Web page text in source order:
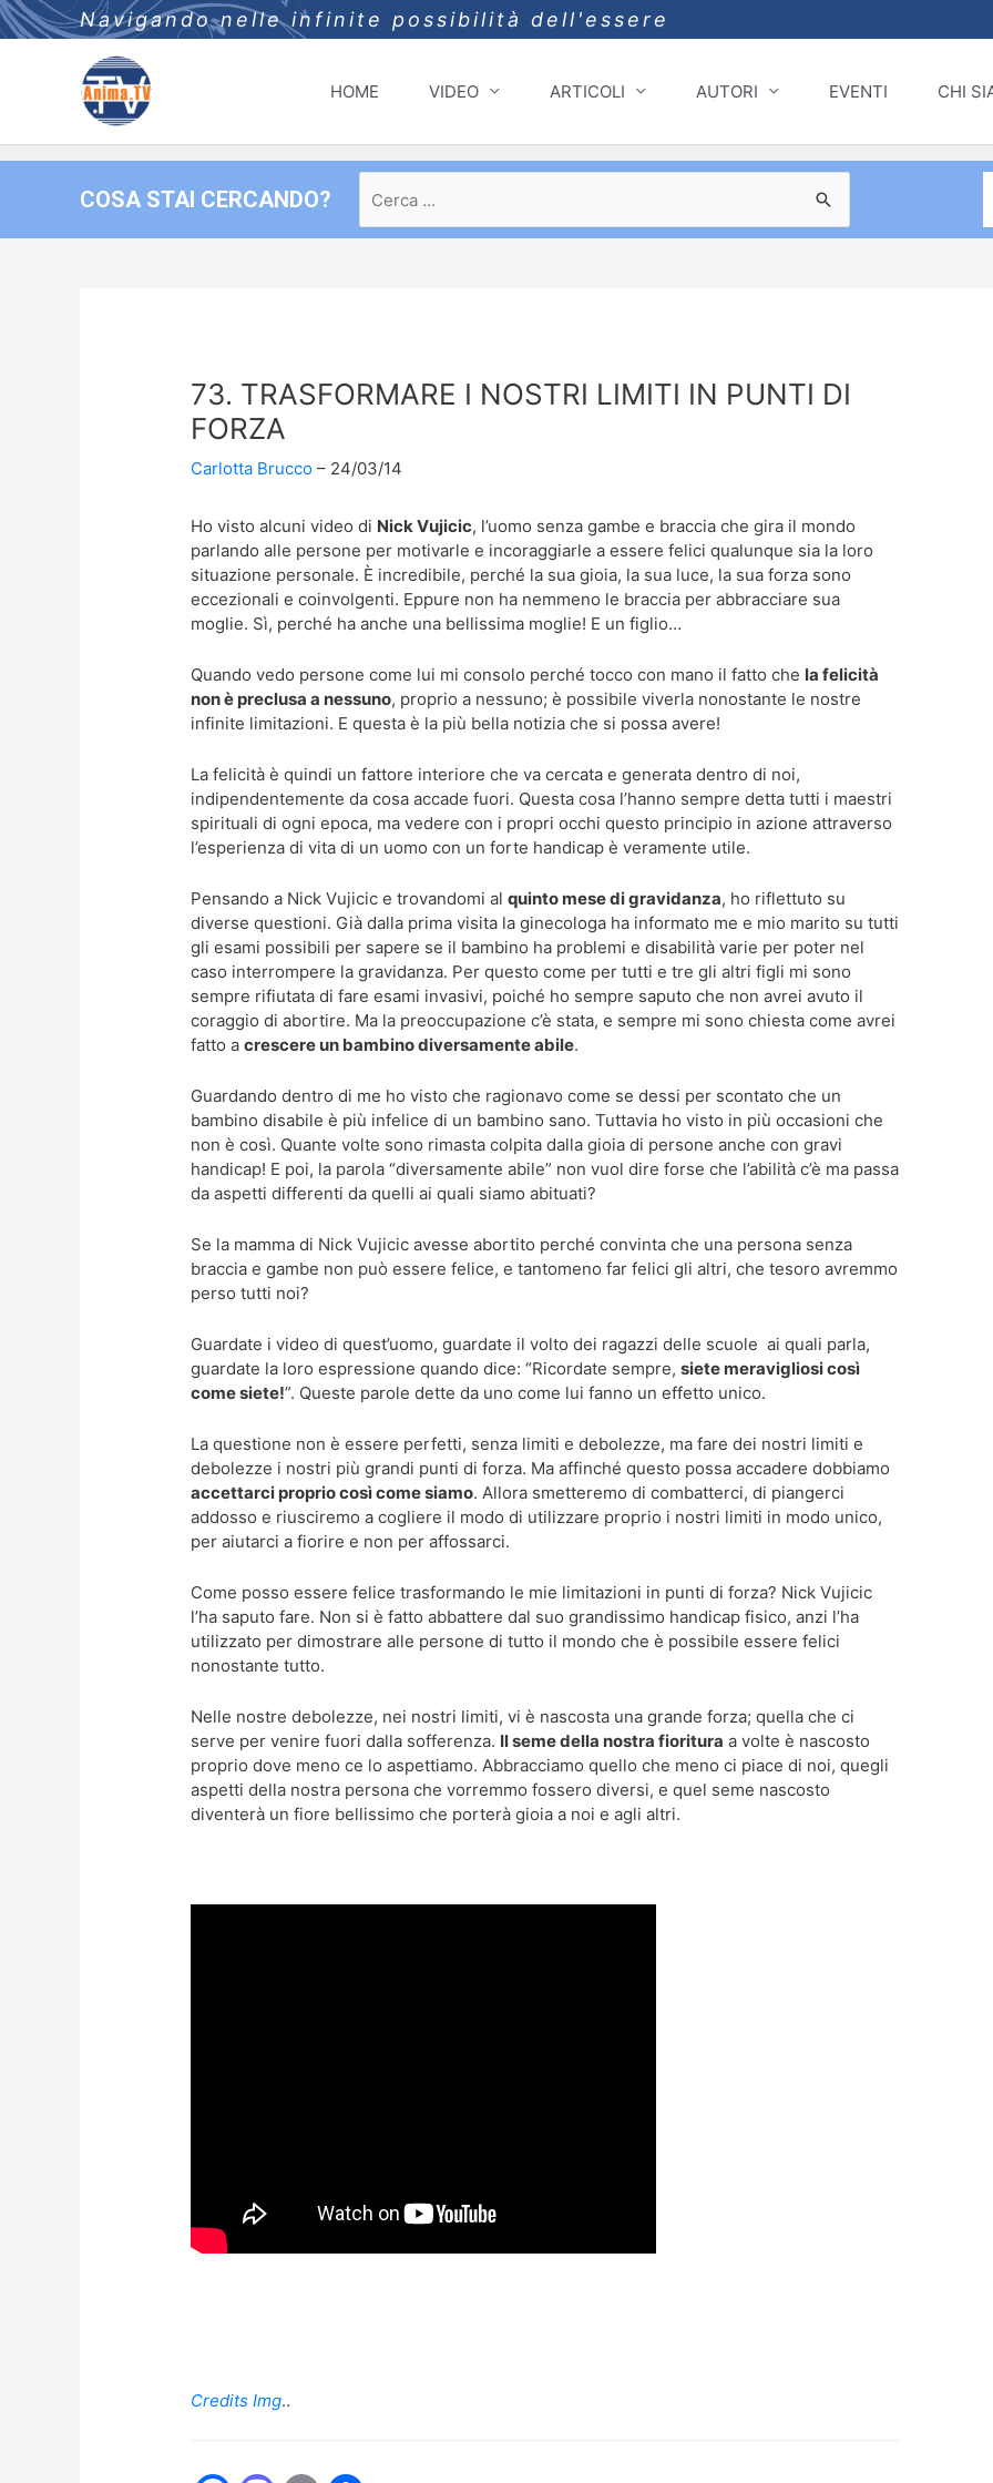
Navigando nelle infinite possibilità dell'essere
HOME VIDEO ARTICOLI AUTORI EVENTI CHI
COSA STAI CERCANDO?
per:
73. TRASFORMARE I NOSTRI LIMITI IN PUNTI DI
FORZA
Carlotta Brucco 24/03/14
Ho visto alcuni video di Nick Vujicic, l’uomo senza gambe e braccia che gira il mondo
parlando alle persone per motivarle e incoraggiarle a essere felici qualunque sia la loro
situazione personale. È incredibile, perché la sua gioia, la sua luce, la sua forza sono
eccezionali e coinvolgenti. Eppure non ha nemmeno le braccia per abbracciare sua
moglie. Sì, perché ha anche una bellissima moglie! E un figlio…
Quando vedo persone come lui mi consolo perché tocco con mano il fatto che la felicità
non è preclusa a nessuno, proprio a nessuno; è possibile viverla nonostante le nostre
infinite limitazioni. E questa è la più bella notizia che si possa avere!
La felicità è quindi un fattore interiore che va cercata e generata dentro di noi,
indipendentemente da cosa accade fuori. Questa cosa l’hanno sempre detta tutti i maestri
spirituali di ogni epoca, ma vedere con i propri occhi questo principio in azione attraverso
l’esperienza di vita di un uomo con un forte handicap è veramente utile.
Pensando a Nick Vujicic e trovandomi alquinto mese di gravidanza, ho riflettuto su
diverse questioni. Già dalla prima visita la ginecologa ha informato me e mio marito su tutti
gli esami possibili per sapere se il bambino ha problemi e disabilità varie per poter nel
caso interrompere la gravidanza. Per questo come per tutti e tre gli altri figli mi sono
sempre rifiutata di fare esami invasivi, poiché ho sempre saputo che non avrei avuto il
coraggio di abortire. Ma la preoccupazione c’è stata, e sempre mi sono chiesta come avrei
fatto acrescere un bambino diversamente abile.
Guardando dentro di me ho visto che ragionavo come se dessi per scontato che un
bambino disabile è più infelice di un bambino sano. Tuttavia ho visto in più occasioni che
non è così. Quante volte sono rimasta colpita dalla gioia di persone anche con gravi
handicap! E poi, la parola “diversamente abile” non vuol dire forse che l’abilità c’è ma passa
da aspetti differenti da quelli ai quali siamo abituati?
Se la mamma di Nick Vujicic avesse abortito perché convinta che una persona senza
braccia e gambe non può essere felice, e tantomeno far felici gli altri, che tesoro avremmo
perso tutti noi?
Guardate i video di quest’uomo, guardate il volto dei ragazzi delle scuole ai quali parla,
guardate la loro espressione quando dice: “Ricordate sempre,siete meravigliosi così
come siete!”. Queste parole dette da uno come lui fanno un effetto unico.
La questione non è essere perfetti, senza limiti e debolezze, ma fare dei nostri limiti e
debolezze i nostri più grandi punti di forza. Ma affinché questo possa accadere dobbiamo
accettarci proprio così come siamo. Allora smetteremo di combatterci, di piangerci
addosso e riusciremo a cogliere il modo di utilizzare proprio i nostri limiti in modo unico,
per aiutarci a fiorire e non per affossarci.
Come posso essere felice trasformando le mie limitazioni in punti di forza? Nick Vujicic
l’ha saputo fare. Non si è fatto abbattere dal suo grandissimo handicap fisico, anzi l’ha
utilizzato per dimostrare alle persone di tutto il mondo che è possibile essere felici
nonostante tutto.
Nelle nostre debolezze, nei nostri limiti, vi è nascosta una grande forza; quella che ci
serve per venire fuori dalla sofferenza. Il seme della nostra fioritura a volte è nascosto
proprio dove meno ce lo aspettiamo. Abbracciamo quello che meno ci piace di noi, quegli
aspetti della nostra persona che vorremmo fossero diversi, e quel seme nascosto
diventerà un fiore bellissimo che porterà gioia a noi e agli altri.
Credits Img..